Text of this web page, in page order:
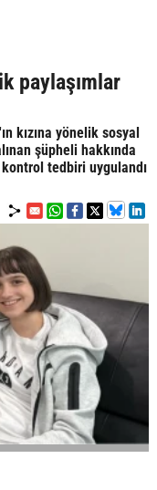
paylaşımlar
kızına yönelik sosyal
şüpheli hakkında
tedbiri uygulandı